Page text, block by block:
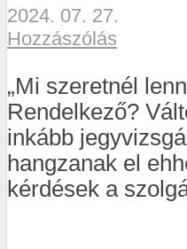
2024. 07. 27.
Hozzászólás
„Mi szeretnél
Rendelkező?
inkább
hangzanak el
kérdések a